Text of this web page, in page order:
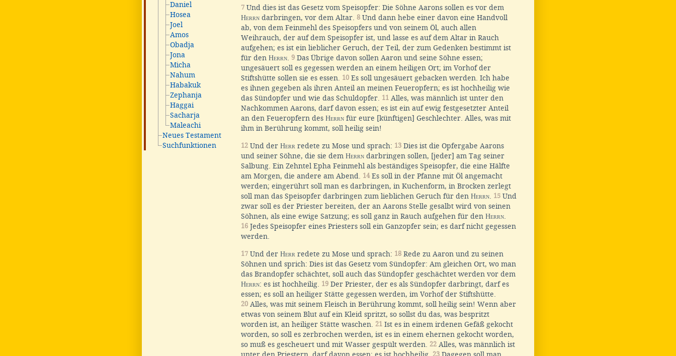
Daniel
Hosea
Joel
Amos
Obadja
Jona
Micha
Nahum
Habakuk
Zephanja
Haggai
Sacharja
Maleachi
Neues Testament
Suchfunktionen
7 Und dies ist das Gesetz vom Speisopfer: Die Söhne Aarons sollen es vor dem
Herrn darbringen, vor dem Altar. 8 Und dann hebe einer davon eine Handvoll
ab, von dem Feinmehl des Speisopfers und von seinem Öl, auch allen
Weihrauch, der auf dem Speisopfer ist, und lasse es auf dem Altar in Rauch
aufgehen; es ist ein lieblicher Geruch, der Teil, der zum Gedenken bestimmt ist
für den Herrn 9 Das Übrige davon sollen Aaron und seine Söhne essen;
ungesäuert soll es gegessen werden an einem heiligen Ort; im Vorhof der
Stiftshütte sollen sie es essen. 10 Es soll ungesäuert gebacken werden. Ich habe
es ihnen gegeben als ihren Anteil an meinen Feueropfern; es ist hochheilig wie
das Sündopfer und wie das Schuldopfer. 11 Alles, was männlich ist unter den
Nachkommen Aarons, darf davon essen; es ist ein auf ewig festgesetzter Anteil
an den Feueropfern des Herrn für eure [künftigen] Geschlechter. Alles, was mit
ihm in Berührung kommt, soll heilig sein!
12 Und der Herr redete zu Mose und sprach: 13 Dies ist die Opfergabe Aarons
und seiner Söhne, die sie dem Herrn darbringen sollen, [jeder] am Tag seiner
Salbung. Ein Zehntel Epha Feinmehl als beständiges Speisopfer, die eine Hälfte
am Morgen, die andere am Abend. 14Es soll in der Pfanne mit Öl angemacht
werden; eingerührt soll man es darbringen, in Kuchenform, in Brocken zerlegt
soll man das Speisopfer darbringen zum lieblichen Geruch für den Herrn 15 Und
zwar soll es der Priester bereiten, der an Aarons Stelle gesalbt wird von seinen
Söhnen, als eine ewige Satzung; es soll ganz in Rauch aufgehen für den Herrn
16 Jedes Speisopfer eines Priesters soll ein Ganzopfer sein; es darf nicht gegessen
werden.
17 Und der Herr redete zu Mose und sprach: 18 Rede zu Aaron und zu seinen
Söhnen und sprich: Dies ist das Gesetz vom Sündopfer: Am gleichen Ort, wo man
das Brandopfer schächtet, soll auch das Sündopfer geschächtet werden vor dem
Herrn: es ist hochheilig. 19 Der Priester, der es als Sündopfer darbringt, darf es
essen; es soll an heiliger Stätte gegessen werden, im Vorhof der Stiftshütte.
20 Alles, was mit seinem Fleisch in Berührung kommt, soll heilig sein! Wenn aber
etwas von seinem Blut auf ein Kleid spritzt, so sollst du das, was bespritzt
worden ist, an heiliger Stätte waschen. 21 Ist es in einem irdenen Gefäß gekocht
worden, so soll es zerbrochen werden, ist es in einem ehernen gekocht worden,
so muß es gescheuert und mit Wasser gespült werden. 22 Alles, was männlich ist
23